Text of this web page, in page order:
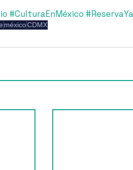
#CulturaEnMéxico #ReservaYa
méxicoCDMX